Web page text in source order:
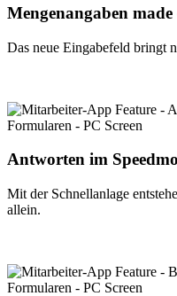
Mengenangaben made
Das neue Eingabefeld bringt
Antworten im
Mit der Schnellanlage
allein.